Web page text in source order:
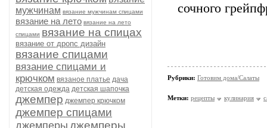
мужчинам вязание мужчинам спицами
вязание на лето вязание на лето
спицами вязание на спицах
вязание от дропс дизайн
вязание спицами
вязание спицами и
крючком вязаное платье дача
детская одежда детская шапочка
джемпер джемпер крючком
джемпер спицами
джемперы джемперы
сочного
Рубрики: Готовим дома/Салаты
Метки: рецепты кулинария